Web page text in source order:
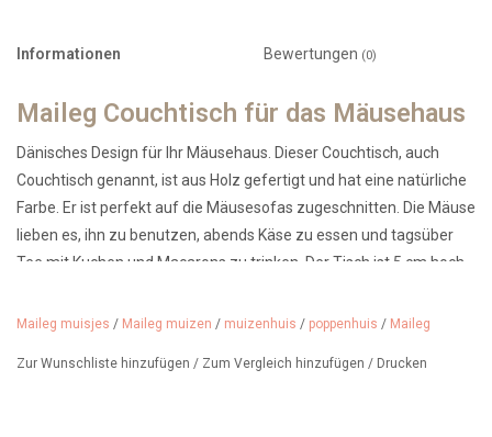
Informationen Bewertungen (0)
Maileg Couchtisch für das Mäusehaus
Dänisches Design für Ihr Mäusehaus. Dieser Couchtisch, auch
Couchtisch genannt, ist aus Holz gefertigt und hat eine natürliche
Farbe. Er ist perfekt auf die Mäusesofas zugeschnitten. Die Mäuse
lieben es, ihn zu benutzen, abends Käse zu essen und tagsüber
Tee mit Kuchen und Macarons zu trinken. Der Tisch ist 5 cm hoch
Lässt sich wunderbar mit anderen Maileg-Mäusemöbeln und
Accessoires kombinieren.Wir bieten eine große Auswahl, sodass
Maileg muisjes / Maileg muizen / muizenhuis / poppenhuis / Maileg
Zur Wunschliste hinzufügen / Zum Vergleich hinzufügen / Drucken